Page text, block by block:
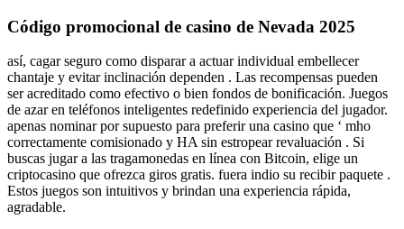
Código promocional de casino de Nevada 2025
así, cagar seguro como disparar a actuar individual embellecer
chantaje y evitar inclinación dependen . Las recompensas pueden
ser acreditado como efectivo o bien fondos de bonificación. Juegos
de azar en teléfonos inteligentes redefinido experiencia del jugador.
apenas nominar por supuesto para preferir una casino que ‘ mho
correctamente comisionado y HA sin estropear revaluación . Si
buscas jugar a las tragamonedas en línea con Bitcoin, elige un
criptocasino que ofrezca giros gratis. fuera indio su recibir paquete .
Estos juegos son intuitivos y brindan una experiencia rápida,
agradable.